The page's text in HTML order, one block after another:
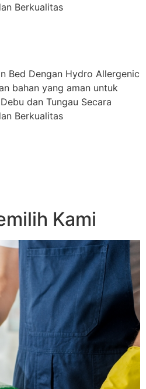
Berkualitas
Bed Dengan Hydro Allergenic
bahan yang aman untuk
dan Tungau Secara
Berkualitas
Kami